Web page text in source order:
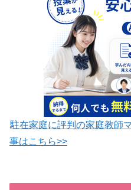
駐在家庭に評判の家庭教師
事はこちら>>